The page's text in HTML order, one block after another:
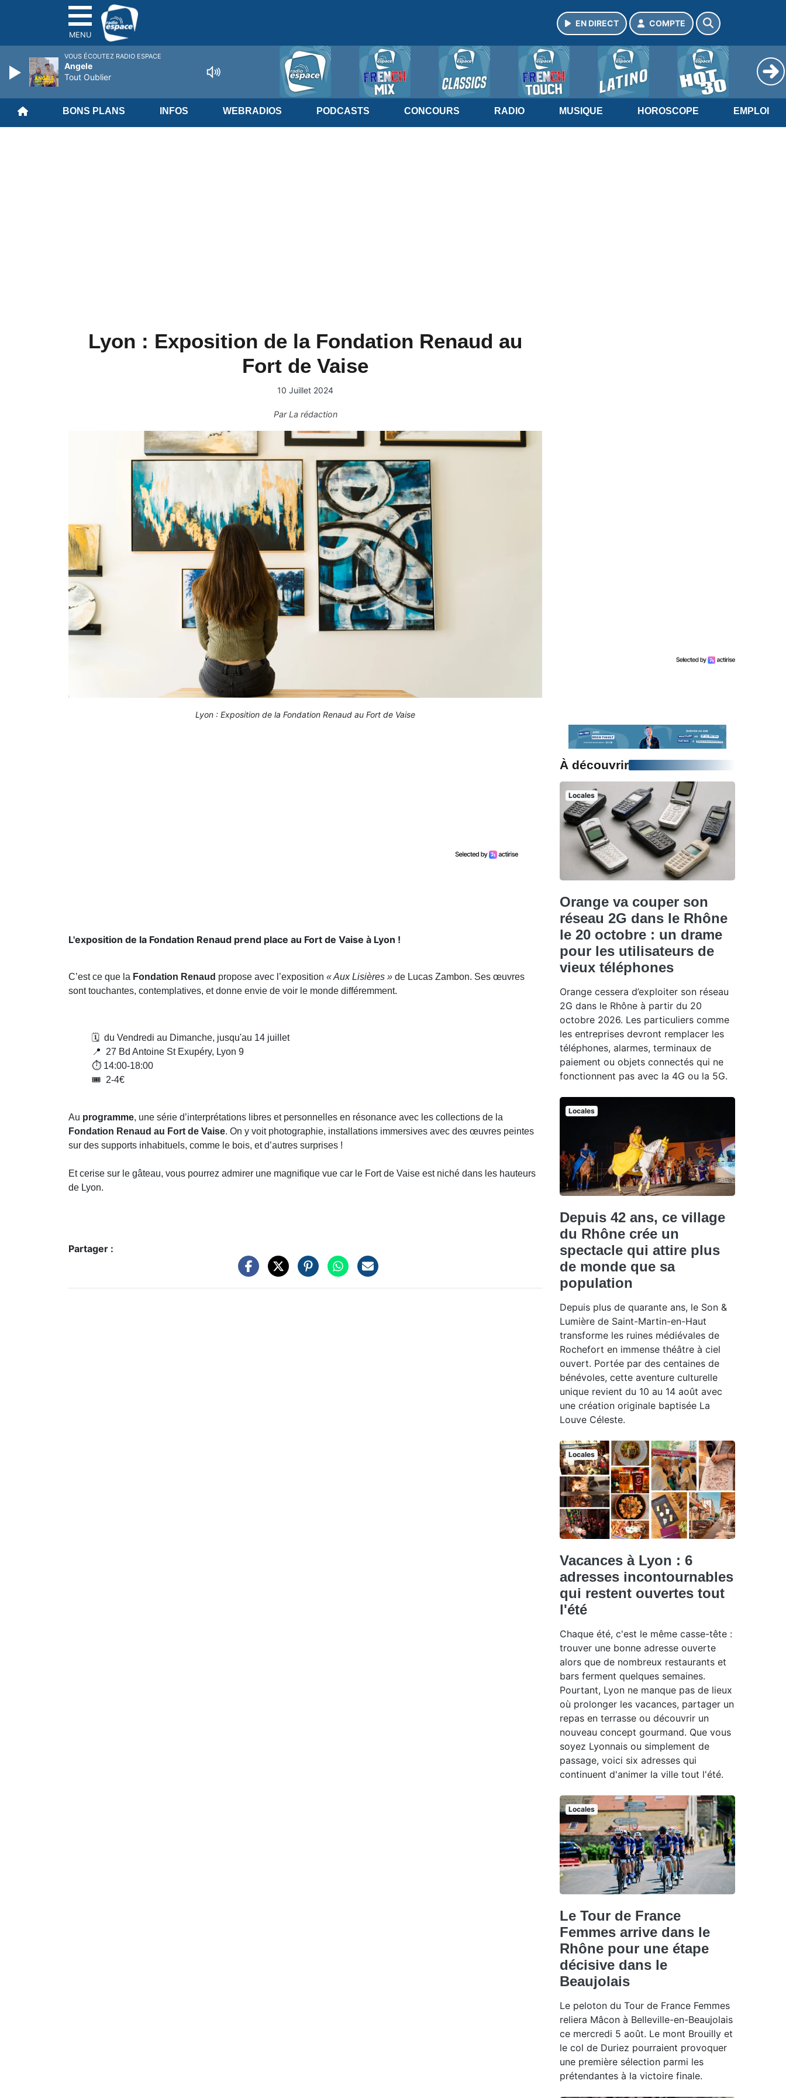
MENU
EN DIRECT COMPTE
BONS PLANS INFOS WEBRADIOS PODCASTS CONCOURS RADIO MUSIQUE HOROSCOPE EMPLOI
Lyon : Exposition de la Fondation Renaud au
Fort de Vaise
10 Juillet 2024
ParLa rédaction
Lyon : Exposition de la Fondation Renaud au Fort de Vaise
L'exposition de la Fondation Renaud prend place au Fort de Vaise à Lyon !
C’est ce que la Fondation Renaud propose avec l’exposition « Aux Lisières » de Lucas Zambon. Ses œuvres
sont touchantes, contemplatives, et donne envie de voir le monde différemment.
🗓️ du Vendredi au Dimanche, jusqu'au 14 juillet
📍 27 Bd Antoine St Exupéry, Lyon 9
⏱️ 14:00-18:00
🎟️ 2-4€
Au programme, une série d’interprétations libres et personnelles en résonance avec les collections de la
Fondation Renaud au Fort de Vaise. On y voit photographie, installations immersives avec des œuvres peintes
sur des supports inhabituels, comme le bois, et d’autres surprises !
Et cerise sur le gâteau, vous pourrez admirer une magnifique vue car le Fort de Vaise est niché dans les hauteurs
de Lyon.
Partager :
À découvrir
Locales
Orange va couper son
réseau 2G dans le Rhône
le 20 octobre : un drame
pour les utilisateurs de
vieux téléphones
Orange cessera d’exploiter son réseau
2G dans le Rhône à partir du 20
octobre 2026. Les particuliers comme
les entreprises devront remplacer les
téléphones, alarmes, terminaux de
paiement ou objets connectés qui ne
fonctionnent pas avec la 4G ou la 5G.
Locales
Depuis 42 ans, ce village
du Rhône crée un
spectacle qui attire plus
de monde que sa
population
Depuis plus de quarante ans, le Son &
Lumière de Saint-Martin-en-Haut
transforme les ruines médiévales de
Rochefort en immense théâtre à ciel
ouvert. Portée par des centaines de
bénévoles, cette aventure culturelle
unique revient du 10 au 14 août avec
une création originale baptisée La
Louve Céleste.
Locales
Vacances à Lyon : 6
adresses incontournables
qui restent ouvertes tout
l'été
Chaque été, c'est le même casse-tête :
trouver une bonne adresse ouverte
alors que de nombreux restaurants et
bars ferment quelques semaines.
Pourtant, Lyon ne manque pas de lieux
où prolonger les vacances, partager un
repas en terrasse ou découvrir un
nouveau concept gourmand. Que vous
soyez Lyonnais ou simplement de
passage, voici six adresses qui
continuent d'animer la ville tout l'été.
Locales
Le Tour de France
Femmes arrive dans le
Rhône pour une étape
décisive dans le
Beaujolais
Le peloton du Tour de France Femmes
reliera Mâcon à Belleville-en-Beaujolais
ce mercredi 5 août. Le mont Brouilly et
le col de Duriez pourraient provoquer
une première sélection parmi les
prétendantes à la victoire finale.
VOUS ÉCOUTEZ RADIO ESPACE
Angele
Tout Oublier